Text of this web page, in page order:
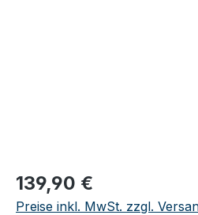
Regulärer Preis:
139,90 €
Preise inkl. MwSt. zzgl.